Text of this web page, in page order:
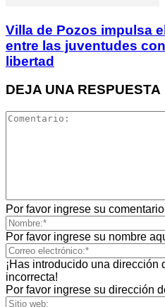
Villa de Pozos impulsa
entre las juventudes
libertad
DEJA UNA RESPUESTA
Por favor ingrese su
Por favor ingrese su nombre
¡Has introducido una dirección
incorrecta!
Por favor ingrese su dirección